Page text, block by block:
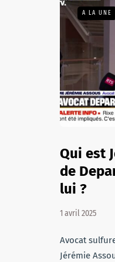
A LA UNE
Qui est
de
lui ?
1 avril 2025
Avocat
Jérémie